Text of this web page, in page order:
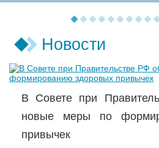
Новости
В Совете при
новые меры по
привычек